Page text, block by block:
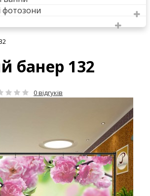
фотозони
банер 132
0 відгуків